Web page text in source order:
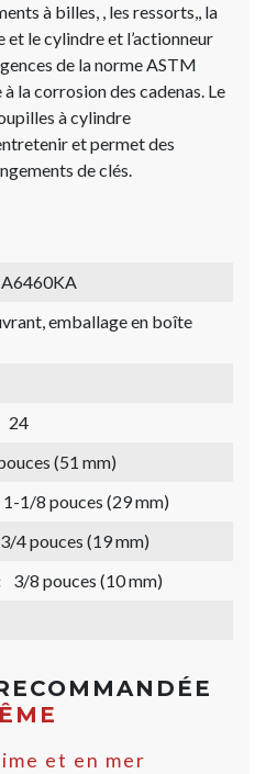
à billes, , les ressorts,, la
le cylindre et l’actionneur
de la norme ASTM
la corrosion des cadenas. Le
à cylindre
et permet des
de clés.
A6460KA
emballage en boîte
24
(51 mm)
1-1/8 pouces (29 mm)
3/4 pouces (19 mm)
3/8 pouces (10 mm)
et en mer